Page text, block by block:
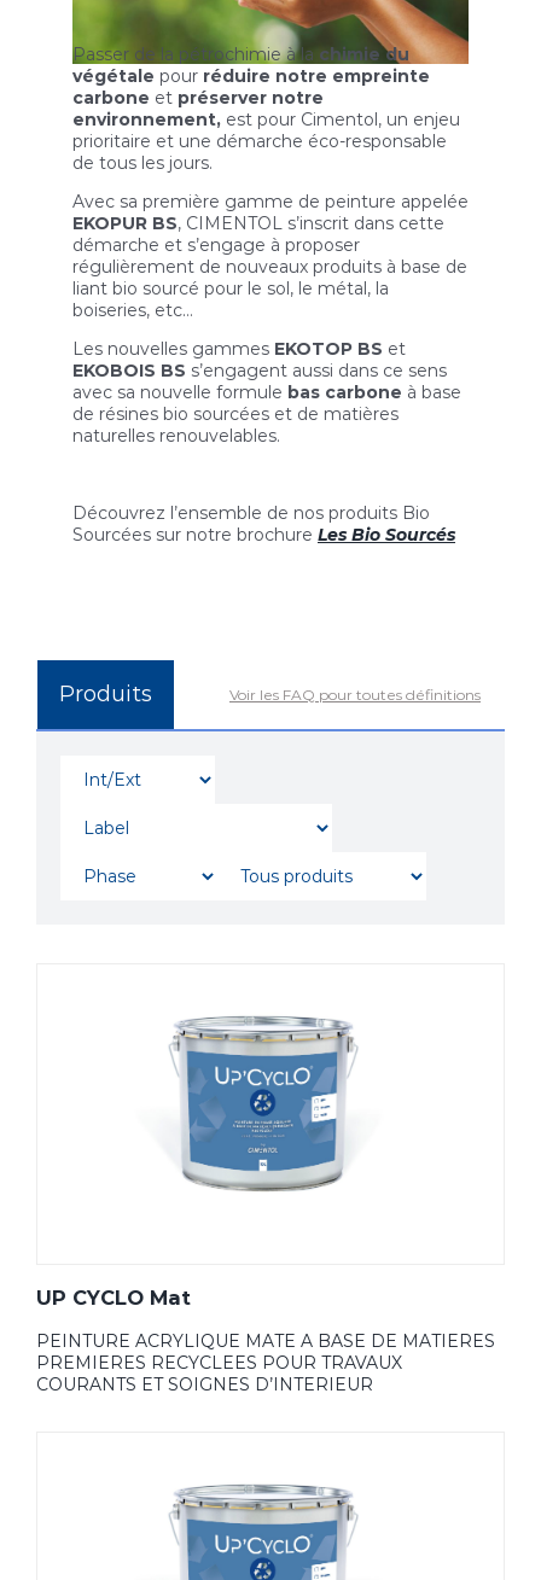
Passer de la pétrochimie à la chimie du
végétale pour réduire notre empreinte
carbone et préserver notre
environnement, est pour Cimentol, un enjeu
prioritaire et une démarche éco-responsable
de tous les jours.
Avec sa première gamme de peinture appelée
EKOPUR BS, CIMENTOL s’inscrit dans cette
démarche et s’engage à proposer
régulièrement de nouveaux produits à base de
liant bio sourcé pour le sol, le métal, la
boiseries, etc…
Les nouvelles gammes EKOTOP BS et
EKOBOIS BS s’engagent aussi dans ce sens
avec sa nouvelle formule bas carbone à base
de résines bio sourcées et de matières
naturelles renouvelables.
Découvrez l’ensemble de nos produits Bio
Sourcées sur notre brochure Les Bio Sourcés
Produits Voir les FAQ pour toutes définitions
UP CYCLO Mat
PEINTURE ACRYLIQUE MATE A BASE DE MATIERES
PREMIERES RECYCLEES POUR TRAVAUX
COURANTS ET SOIGNES D’INTERIEUR